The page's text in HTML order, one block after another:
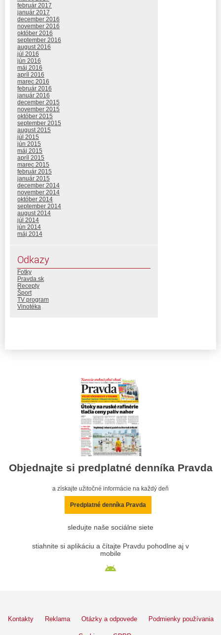
február 2017
január 2017
december 2016
november 2016
október 2016
september 2016
august 2016
júl 2016
jún 2016
máj 2016
apríl 2016
marec 2016
február 2016
január 2016
december 2015
november 2015
október 2015
september 2015
august 2015
júl 2015
jún 2015
máj 2015
apríl 2015
marec 2015
február 2015
január 2015
december 2014
november 2014
október 2014
september 2014
august 2014
júl 2014
jún 2014
máj 2014
Odkazy
Fotky
Pravda.sk
Recepty
Šport
TV program
Vinotéka
Objednajte si predplatné denníka Pravda
a získajte užitočné informácie na každý deň
Predplatné denníka Pravda
sledujte naše sociálne siete
stiahnite si aplikáciu a čítajte Pravdu pohodlne aj v
mobile
Kontakty Reklama Otázky a odpovede Podmienky používania